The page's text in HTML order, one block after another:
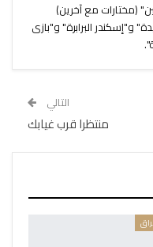
(مختارات مع آخرين)
و"إسكندر البرابرة" و"بازى
التالي
منتظرا قرب غيابك